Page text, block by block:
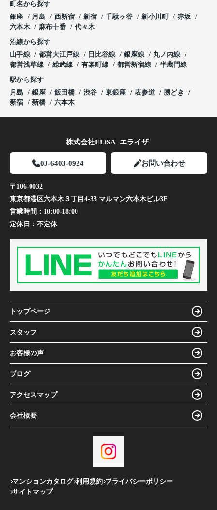
町名から探す
銀座
月島 西新宿 新宿 千駄ヶ谷 新小川町
赤坂
六本木
麻布十番 代々木
沿線から探す
山手線
都営大江戸線 日比谷線 銀座線
丸ノ内線
都営浅草線
総武線 有楽町線 都営新宿線 半蔵門線
駅から探す
月島
銀座 飯田橋 渋谷 東銀座 表参道
勝どき
新宿
新橋 六本木
株式会社ELiSA -エライザ-
03-6403-0924 お問い合わせ
〒106-0032
東京都港区六本木３丁目4-33 マルマン六本木ビル3F
営業時間： 10:00-18:00
定休日： 不定休
トップページ
スタッフ
お客様の声
ブログ
アクセスマップ
会社概要
マンションカタログ 利用規約 プライバシーポリシー
サイトマップ